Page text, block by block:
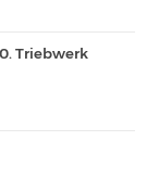
Triebwerk